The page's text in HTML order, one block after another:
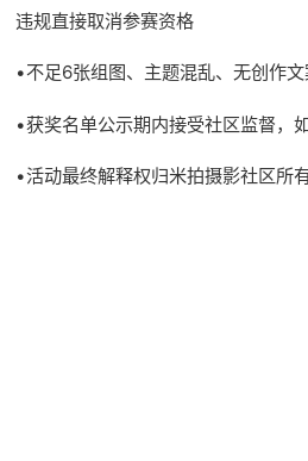
违规直接取消参赛资格
•不足6张组图、主题混乱、无创作
•获奖名单公示期内接受社区监督，
•活动最终解释权归米拍摄影社区所